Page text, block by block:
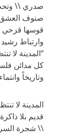
صدري \\
صنوف العشق
قوسها
وارتباط
“المدينة لا
كل مدائن
وتاريخاً
المدينة لا
قديم بلا
\\ شجرة